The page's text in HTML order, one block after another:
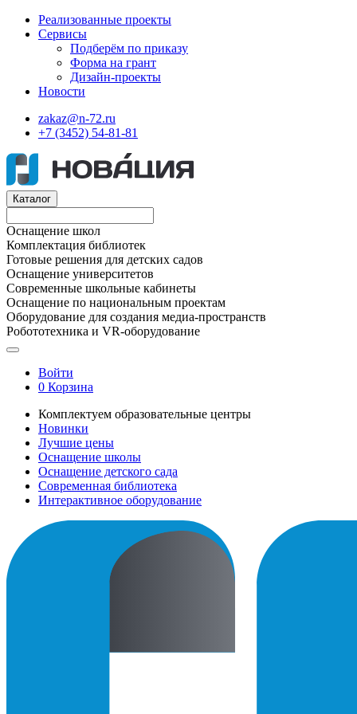
Реализованные проекты
Сервисы
Подберём по приказу
Форма на грант
Дизайн-проекты
Новости
zakaz@n-72.ru
+7 (3452) 54-81-81
Каталог
Оснащение школ
Комплектация библиотек
Готовые решения для детских садов
Оснащение университетов
Современные школьные кабинеты
Оснащение по национальным проектам
Оборудование для создания медиа-пространств
Робототехника и VR-оборудование
Войти
0 Корзина
Комплектуем образовательные центры
Новинки
Лучшие цены
Оснащение школы
Оснащение детского сада
Современная библиотека
Интерактивное оборудование